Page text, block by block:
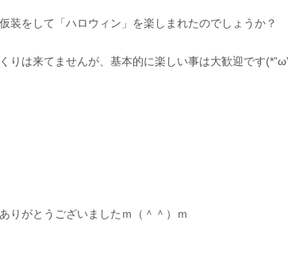
装をして「ハロウィン」を楽しまれたのでしょうか？
りは来てませんが、基本的に楽しい事は大歓迎です
りがとうございましたｍ（＾＾）ｍ